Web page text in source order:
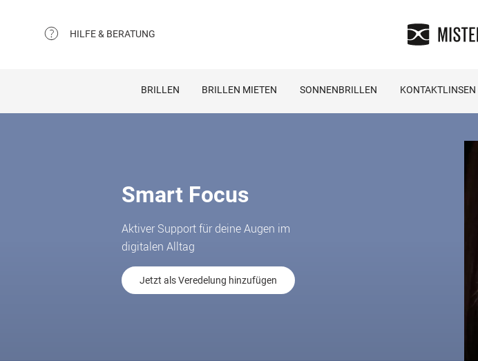
HILFE & BERATUNG
BRILLEN BRILLEN MIETEN SONNENBRILLEN KONTAKTLINSEN
Smart Focus
Aktiver Support für deine Augen im
digitalen Alltag
Jetzt als Veredelung hinzufügen